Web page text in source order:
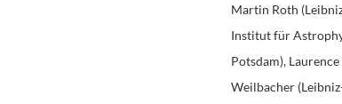
Martin Roth
Institut für
Potsdam),
Weilbacher